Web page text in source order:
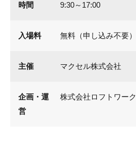
時間 9:30～17:00
入場料 無料（申し込み不要）
主催 マクセル株式会社
企画・運
営
株式会社ロフトワーク